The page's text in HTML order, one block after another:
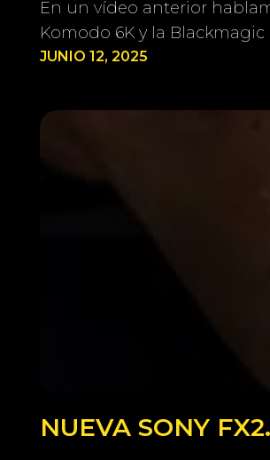
En un vídeo anterior
Komodo 6K y la Blackmagic
JUNIO 12, 2025
NUEVA SONY